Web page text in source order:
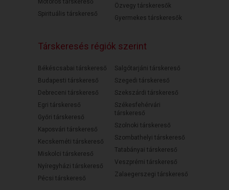
Motoros társkereső
Spirituális társkereső
Özvegy társkeresők
Gyermekes társkeresők
Társkeresés régiók szerint
Békéscsabai társkereső
Budapesti társkereső
Debreceni társkereső
Egri társkereső
Győri társkereső
Kaposvári társkereső
Kecskeméti társkereső
Miskolci társkereső
Nyíregyházi társkereső
Pécsi társkereső
Salgótarjáni társkereső
Szegedi társkereső
Szekszárdi társkereső
Székesfehérvári
társkereső
Szolnoki társkereső
Szombathelyi társkereső
Tatabányai társkereső
Veszprémi társkereső
Zalaegerszegi társkereső